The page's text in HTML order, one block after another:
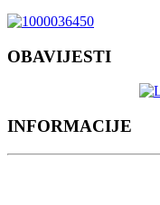
OBAVIJESTI
INFORMACIJE